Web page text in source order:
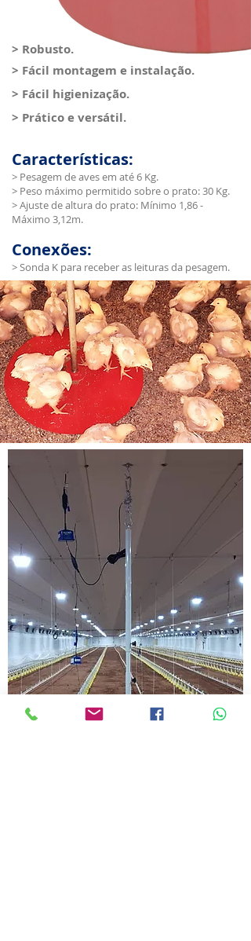
> Robusto.
> Fácil montagem e instalação.
> Fácil higienização.
> Prático e versátil.
Características:
> Pesagem de aves em até 6 Kg.
> Peso máximo permitido sobre o prato: 30 Kg.
> Ajuste de altura do prato: Mínimo 1,86 -
Máximo 3,12m.
Conexões:
> Sonda K para receber as leituras da pesagem.